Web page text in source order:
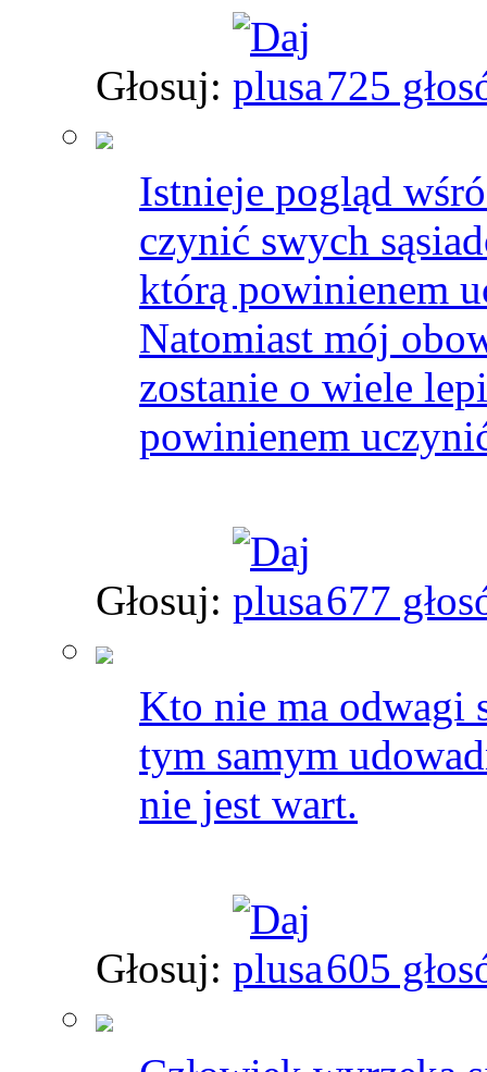
Głosuj: 725
Istnieje pogląd
czynić swych
którą powinienem
Natomiast mój
zostanie o wiele
powinienem
Głosuj: 677
Kto nie ma odwagi
tym samym
nie jest wart.
Głosuj: 605